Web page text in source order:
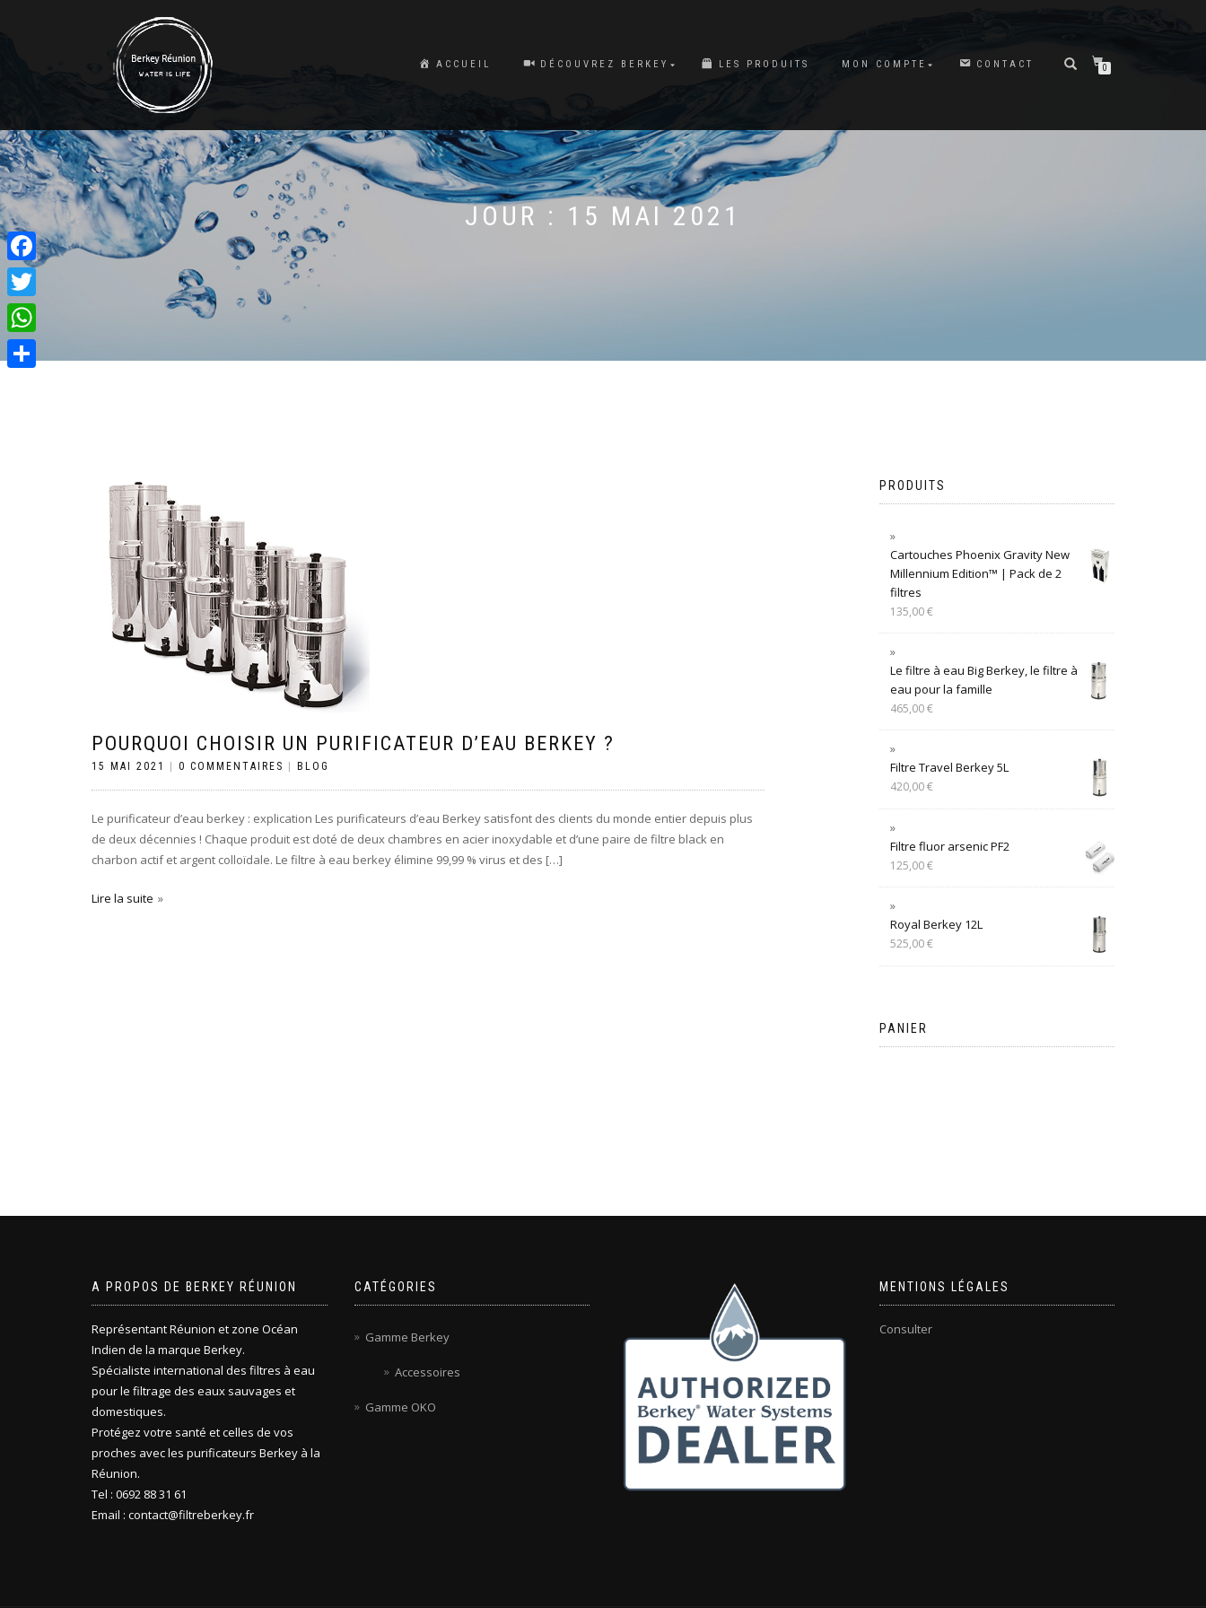
ACCUEIL DÉCOUVREZ BERKEY LES PRODUITS MON COMPTE CONTACT 0
JOUR : 15 MAI 2021
POURQUOI CHOISIR UN PURIFICATEUR D’EAU BERKEY ?
15 MAI 2021 0 COMMENTAIRES BLOG
Le purificateur d’eau berkey : explication Les purificateurs d’eau Berkey satisfont des clients du monde entier depuis plus
de deux décennies ! Chaque produit est doté de deux chambres en acier inoxydable et d’une paire de filtre black en
charbon actif et argent colloïdale. Le filtre à eau berkey élimine 99,99 % virus et des […]
Lire la suite
PRODUITS
Cartouches Phoenix Gravity New
Millennium Edition™ | Pack de 2
filtres
135,00€
Le filtre à eau Big Berkey, le filtre à
eau pour la famille
465,00€
Filtre Travel Berkey 5L
420,00€
Filtre fluor arsenic PF2
125,00€
Royal Berkey 12L
525,00€
PANIER
A PROPOS DE BERKEY RÉUNION
Représentant Réunion et zone Océan
Indien de la marque Berkey.
Spécialiste international des filtres à eau
pour le filtrage des eaux sauvages et
domestiques.
Protégez votre santé et celles de vos
proches avec les purificateurs Berkey à la
Réunion.
Tel : 0692 88 31 61
Email : contact@filtreberkey.fr
CATÉGORIES
Gamme Berkey
Accessoires
Gamme OKO
MENTIONS LÉGALES
Consulter
Facebook
Twitter
WhatsApp